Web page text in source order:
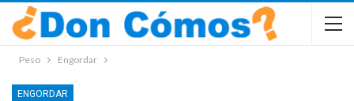
Peso Engordar
ENGORDAR